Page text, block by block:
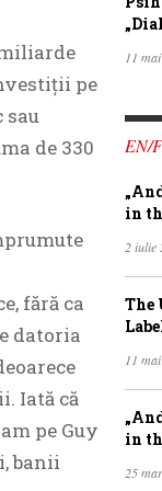
pe
sau
de 330
fără ca
datoria
Iată că
pe Guy
banii
11
EN/
in
2 iulie
The
11
in
25